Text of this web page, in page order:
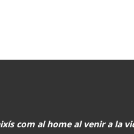
com al home al venir a la